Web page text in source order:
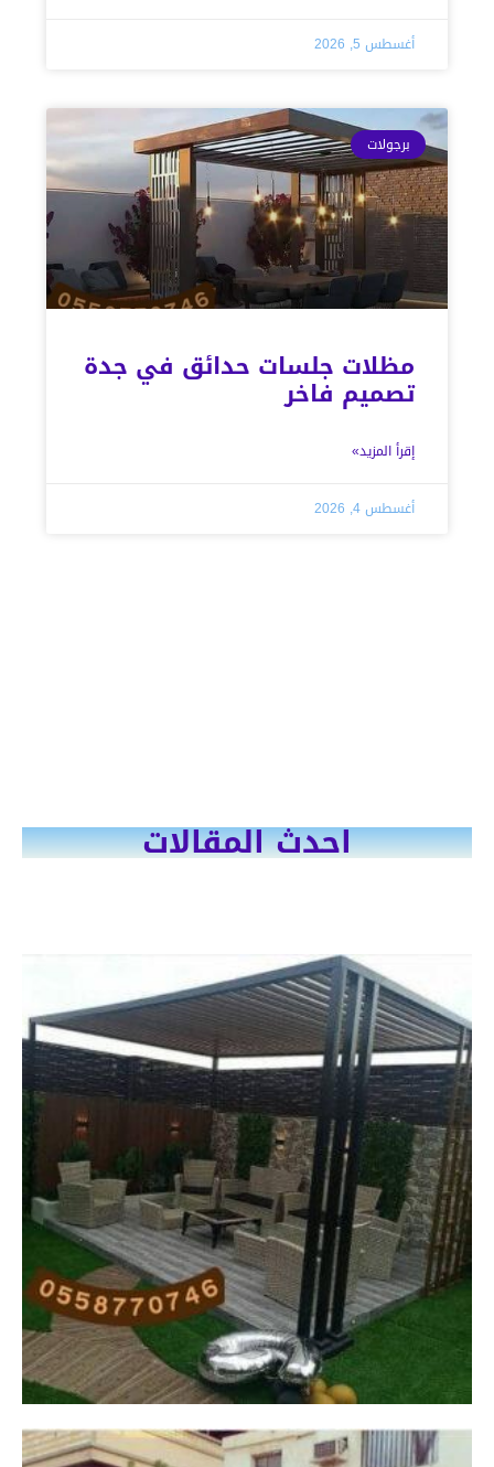
أغسطس 5, 2026
برجولات
مظلات جلسات حدائق في جدة
تصميم فاخر
إقرأ المزيد»
أغسطس 4, 2026
احدث المقالات